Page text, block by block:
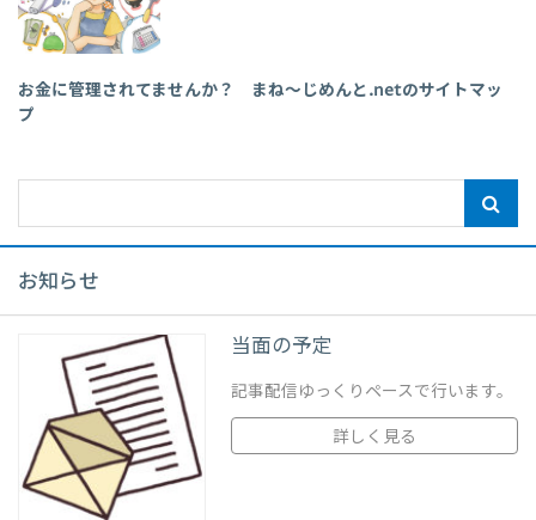
お金に管理されてませんか？ まね～じめんと.netのサイトマッ
プ
お知らせ
当面の予定
記事配信ゆっくりペースで行います。
詳しく見る